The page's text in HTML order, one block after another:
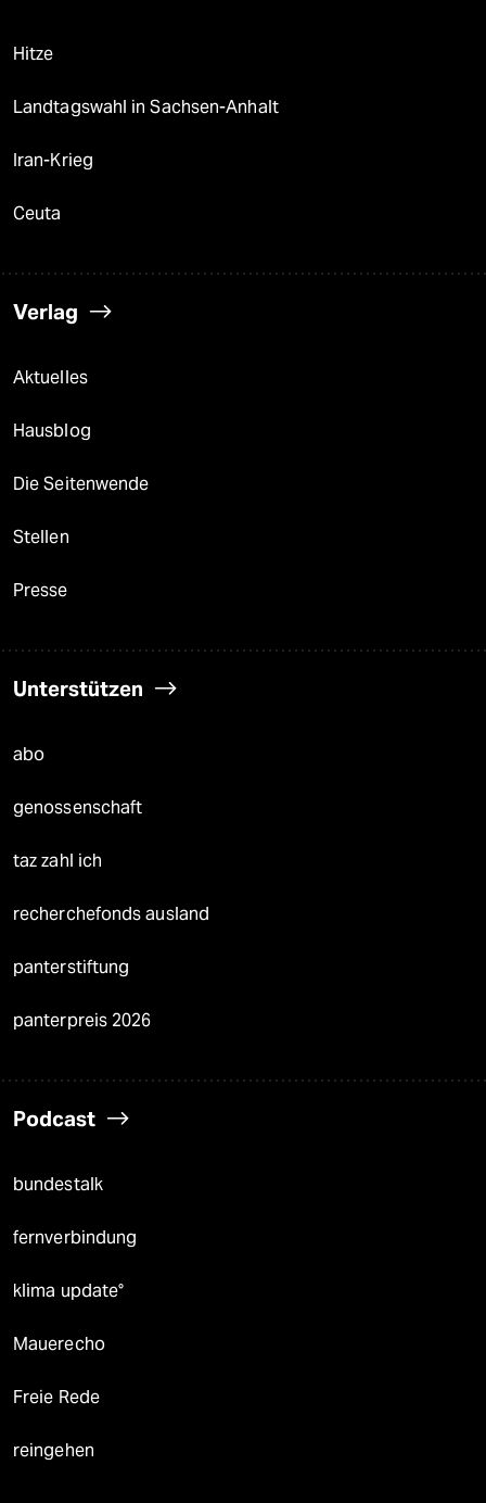
Hitze
Landtagswahl in Sachsen-Anhalt
Iran-Krieg
Ceuta
Verlag
Aktuelles
Hausblog
Die Seitenwende
Stellen
Presse
Unterstützen
abo
genossenschaft
taz zahl ich
recherchefonds ausland
panterstiftung
panterpreis 2026
Podcast
bundestalk
fernverbindung
klima update°
Mauerecho
Freie Rede
reingehen